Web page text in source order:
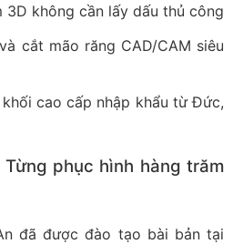
3D không cần lấy dấu thủ công
cắt mão răng CAD/CAM siêu
cao cấp nhập khẩu từ Đức,
phục hình hàng trăm
đã được đào tạo bài bản tại